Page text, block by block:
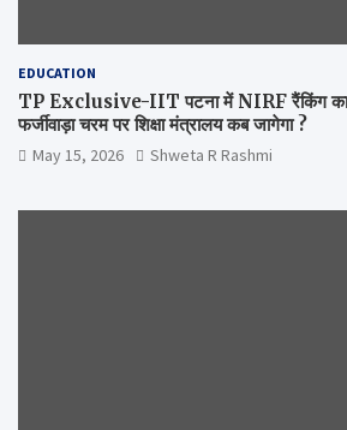
EDUCATION
TP Exclusive-IIT पटना में NIRF रैंकिंग का
फर्जीवाड़ा चरम पर शिक्षा मंत्रालय कब जागेगा ?
May 15, 2026 Shweta R Rashmi